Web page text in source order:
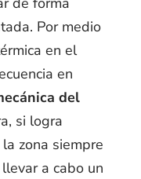
Por medio
en el
en
del
si logra
zona siempre
a cabo un